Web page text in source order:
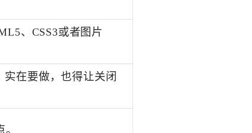
、CSS3或者图片
在要做，也得让关闭